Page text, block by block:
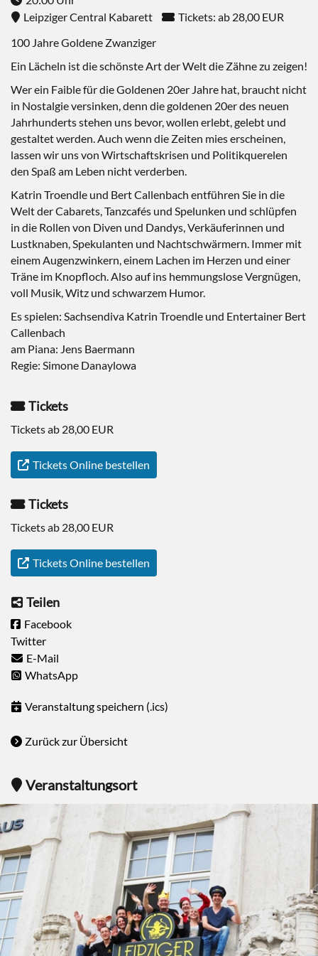
Leipziger Central Kabarett
Tickets: ab 28,00 EUR
100 Jahre Goldene Zwanziger
Ein Lächeln ist die schönste Art der Welt die Zähne zu zeigen!
Wer ein Faible für die Goldenen 20er Jahre hat, braucht nicht
in Nostalgie versinken, denn die goldenen 20er des neuen
Jahrhunderts stehen uns bevor, wollen erlebt, gelebt und
gestaltet werden. Auch wenn die Zeiten mies erscheinen,
lassen wir uns von Wirtschaftskrisen und Politikquerelen
den Spaß am Leben nicht verderben.
Katrin Troendle und Bert Callenbach entführen Sie in die
Welt der Cabarets, Tanzcafés und Spelunken und schlüpfen
in die Rollen von Diven und Dandys, Verkäuferinnen und
Lustknaben, Spekulanten und Nachtschwärmern. Immer mit
einem Augenzwinkern, einem Lachen im Herzen und einer
Träne im Knopfloch. Also auf ins hemmungslose Vergnügen,
voll Musik, Witz und schwarzem Humor.
Es spielen: Sachsendiva Katrin Troendle und Entertainer Bert
Callenbach
am Piana: Jens Baermann
Regie: Simone Danaylowa
Tickets
Tickets ab 28,00 EUR
Tickets Online bestellen
Tickets
Tickets ab 28,00 EUR
Tickets Online bestellen
Teilen
Facebook
Twitter
E-Mail
WhatsApp
Veranstaltung speichern (.ics)
Zurück zur Übersicht
Veranstaltungsort